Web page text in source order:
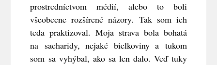
prostredníctvom médií, alebo to boli
všeobecne rozšírené názory. Tak som ich
teda praktizoval. Moja strava bola bohatá
na sacharidy, nejaké bielkoviny a tukom
som sa vyhýbal, ako sa len dalo. Veď tuky